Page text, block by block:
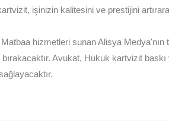
işinizin kalitesini ve prestijini
hizmetleri sunan Alisya
Avukat, Hukuk kartvizit